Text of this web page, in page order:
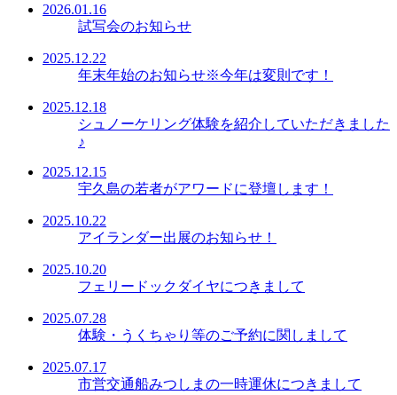
2026.01.16
試写会のお知らせ
2025.12.22
年末年始のお知らせ※今年は変則です！
2025.12.18
シュノーケリング体験を紹介していただきました
♪
2025.12.15
宇久島の若者がアワードに登壇します！
2025.10.22
アイランダー出展のお知らせ！
2025.10.20
フェリードックダイヤにつきまして
2025.07.28
体験・うくちゃり等のご予約に関しまして
2025.07.17
市営交通船みつしまの一時運休につきまして